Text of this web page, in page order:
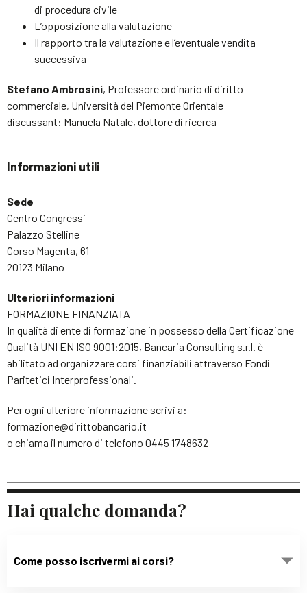
di procedura civile
L’opposizione alla valutazione
Il rapporto tra la valutazione e l’eventuale vendita
successiva
Stefano Ambrosini, Professore ordinario di diritto
commerciale, Università del Piemonte Orientale
discussant: Manuela Natale, dottore di ricerca
Informazioni utili
Sede
Centro Congressi
Palazzo Stelline
Corso Magenta, 61
20123 Milano
Ulteriori informazioni
FORMAZIONE FINANZIATA
In qualità di ente di formazione in possesso della Certificazione
Qualità UNI EN ISO 9001:2015, Bancaria Consulting s.r.l. è
abilitato ad organizzare corsi finanziabili attraverso Fondi
Paritetici Interprofessionali.
Per ogni ulteriore informazione scrivi a:
formazione@dirittobancario.it
o chiama il numero di telefono 0445 1748632
Hai qualche domanda?
Come posso iscrivermi ai corsi?